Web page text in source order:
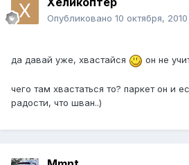
Опубликовано 10 октября, 2010
да давай уже, хвастайся он не
чего там хвастаться то? паркет он и
радости, что шван..)